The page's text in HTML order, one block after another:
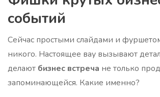
событий
Сейчас простыми слайдами и
никого. Настоящее вау вызывают
делают бизнес встреча не только
запоминающейся. Какие именно?